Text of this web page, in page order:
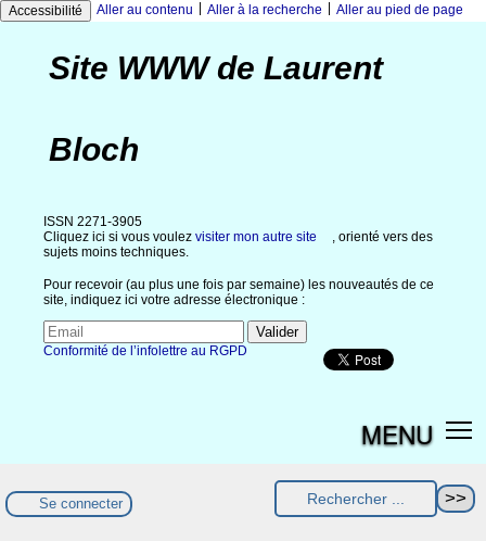
Accessibilité Aller au contenu Aller à la recherche Aller au pied de page
Site WWW de Laurent
Bloch
ISSN 2271-3905
Cliquez ici si vous voulez visiter mon autre site
, orienté vers des
sujets moins techniques.
Pour recevoir (au plus une fois par semaine) les nouveautés de ce
site, indiquez ici votre adresse électronique :
Conformité de l’infolettre au RGPD
MENU
Se connecter